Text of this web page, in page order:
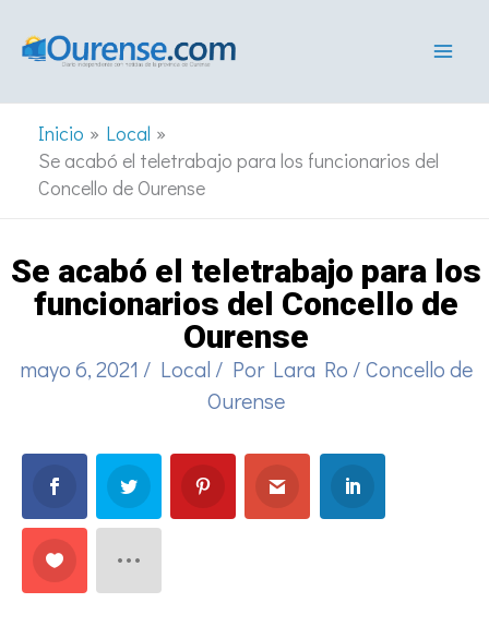
Inicio
Local
Se acabó el teletrabajo para los funcionarios del
Concello de Ourense
Se acabó el teletrabajo para los
funcionarios del Concello de
Ourense
mayo 6, 2021 / Local / Por Lara Ro /Concello de
Ourense